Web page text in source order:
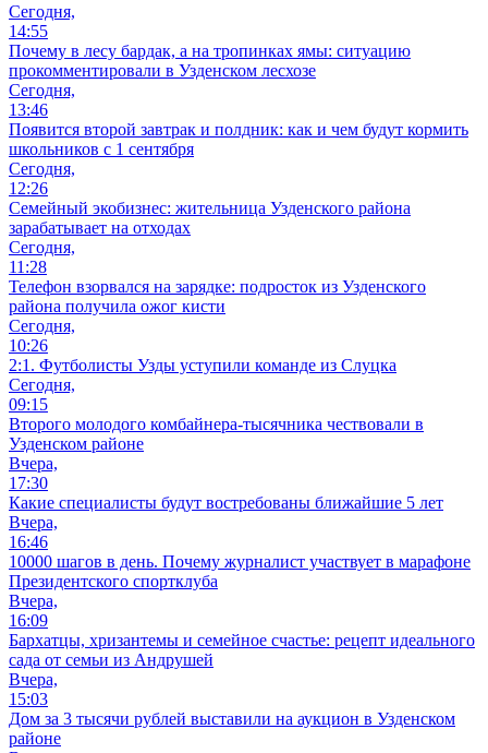
Сегодня,
14:55
Почему в лесу бардак, а на тропинках ямы: ситуацию
прокомментировали в Узденском лесхозе
Сегодня,
13:46
Появится второй завтрак и полдник: как и чем будут кормить
школьников с 1 сентября
Сегодня,
12:26
Семейный экобизнес: жительница Узденского района
зарабатывает на отходах
Сегодня,
11:28
Телефон взорвался на зарядке: подросток из Узденского
района получила ожог кисти
Сегодня,
10:26
2:1. Футболисты Узды уступили команде из Слуцка
Сегодня,
09:15
Второго молодого комбайнера-тысячника чествовали в
Узденском районе
Вчера,
17:30
Какие специалисты будут востребованы ближайшие 5 лет
Вчера,
16:46
10000 шагов в день. Почему журналист участвует в марафоне
Президентского спортклуба
Вчера,
16:09
Бархатцы, хризантемы и семейное счастье: рецепт идеального
сада от семьи из Андрушей
Вчера,
15:03
Дом за 3 тысячи рублей выставили на аукцион в Узденском
районе